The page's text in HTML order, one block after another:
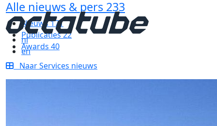
nl
en
Alle nieuws & pers 233
Nieuws171
Publicaties22
Awards 40
Naar Services nieuws